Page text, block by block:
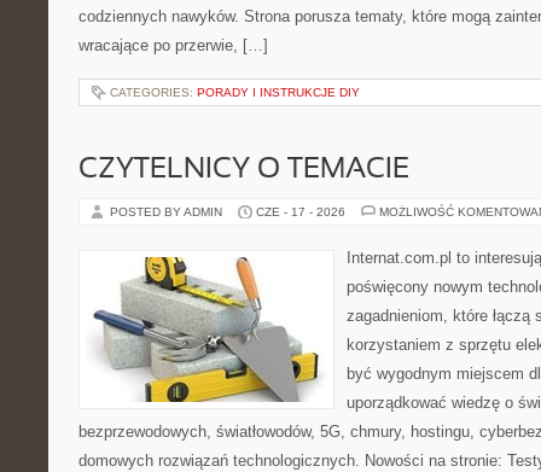
codziennych nawyków. Strona porusza tematy, które mogą
wracające po przerwie, […]
CATEGORIES: PORADY I INSTRUKCJE DIY
CZYTELNICY O TEMACIE
POSTED BY ADMIN CZE - 17 - 2026 MOŻLIWOŚĆ
Internat.com.pl to
poświęcony nowym
zagadnieniom, które łączą
korzystaniem z sprzętu
być wygodnym miejscem
uporządkować wiedzę o
bezprzewodowych, światłowodów, 5G, chmury, hostingu,
domowych rozwiązań technologicznych. Nowości na stronie: